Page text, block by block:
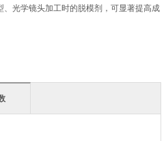
光学镜头加工时的脱模剂，可显著提高成